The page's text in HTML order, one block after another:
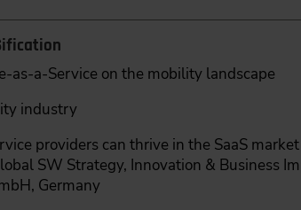
as-a-Service on the mobility landscape
industry
providers can thrive in the SaaS market
SW Strategy, Innovation & Business
Germany